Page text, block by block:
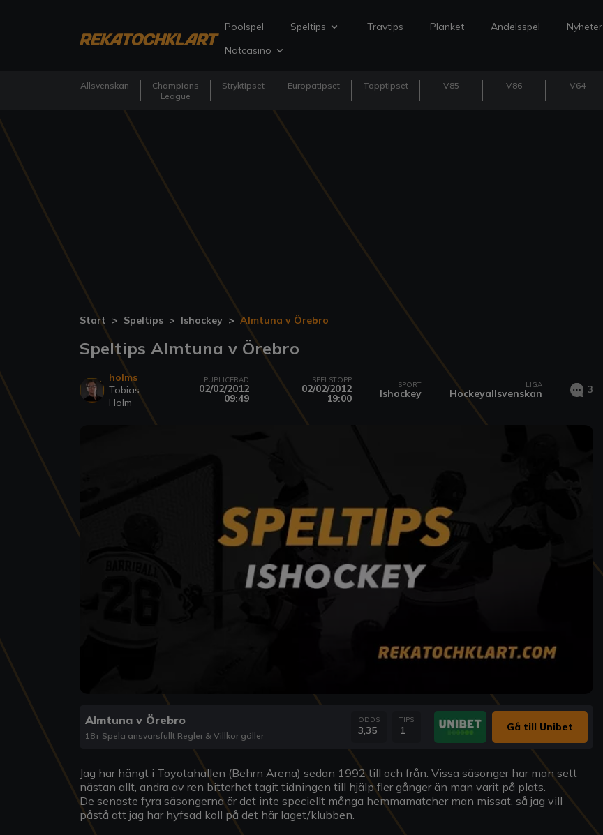
Poolspel Speltips Travtips Planket Andelsspel Nyheter
Nätcasino
Allsvenskan
Champions
League
Stryktipset Europatipset Topptipset V85 V86 V64
Start Speltips Ishockey Almtuna v Örebro
Speltips Almtuna v Örebro
holms
Tobias
Holm
PUBLICERAD
02/02/2012
09:49
SPELSTOPP
02/02/2012
19:00
SPORT
Ishockey
LIGA
Hockeyallsvenskan 3
Almtuna v Örebro
18+ Spela ansvarsfullt Regler & Villkor gäller
ODDS
3,35
TIPS
1 Gå till Unibet
Jag har hängt i Toyotahallen (Behrn Arena) sedan 1992 till och från. Vissa säsonger har man sett
nästan allt, andra av ren bitterhet tagit tidningen till hjälp fler gånger än man varit på plats.
De senaste fyra säsongerna är det inte speciellt många hemmamatcher man missat, så jag vill
påstå att jag har hyfsad koll på det här laget/klubben.